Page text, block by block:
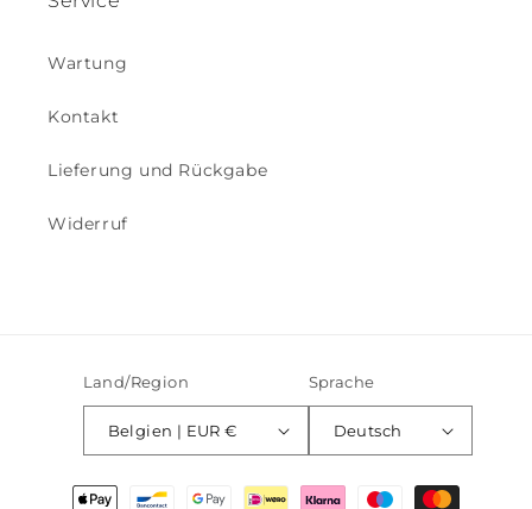
Wartung
Kontakt
Lieferung und Rückgabe
Widerruf
Land/Region
Belgien | EUR €
Sprache
Deutsch
Zahlungsmethoden